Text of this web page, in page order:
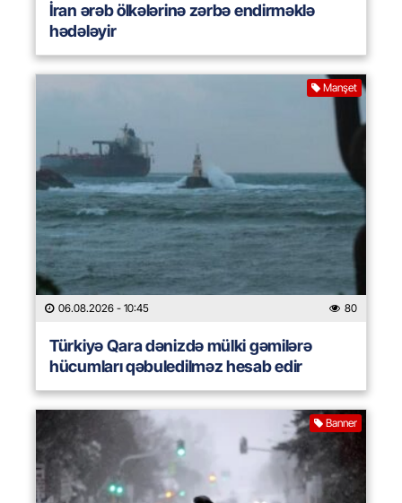
İran ərəb ölkələrinə zərbə endirməklə
hədələyir
Manşet
06.08.2026 - 10:45 80
Türkiyə Qara dənizdə mülki gəmilərə
hücumları qəbuledilməz hesab edir
Banner